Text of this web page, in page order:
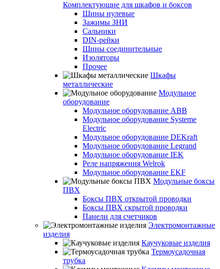
Комплектующие для шкафов и боксов
Шины нулевые
Зажимы ЗНИ
Сальники
DIN-рейки
Шины соединительные
Изоляторы
Прочее
Шкафы
металлические
Модульное
оборудование
Модульное оборудование ABB
Модульное оборудование Systeme
Electric
Модульное оборудование DEKraft
Модульное оборудование Legrand
Модульное оборудование IEK
Реле напряжения Welrok
Модульное оборудование EKF
Модульные боксы
ПВХ
Боксы ПВХ открытой проводки
Боксы ПВХ скрытой проводки
Панели для счетчиков
Электромонтажные
изделия
Каучуковые изделия
Термоусадочная
трубка